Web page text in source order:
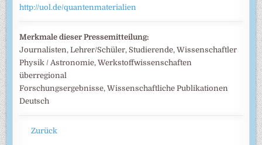
http://uol.de/quantenmaterialien
Merkmale dieser Pressemitteilung:
Journalisten, Lehrer/Schüler, Studierende, Wissenschaftler
Physik / Astronomie, Werkstoffwissenschaften
überregional
Forschungsergebnisse, Wissenschaftliche Publikationen
Deutsch
Zurück